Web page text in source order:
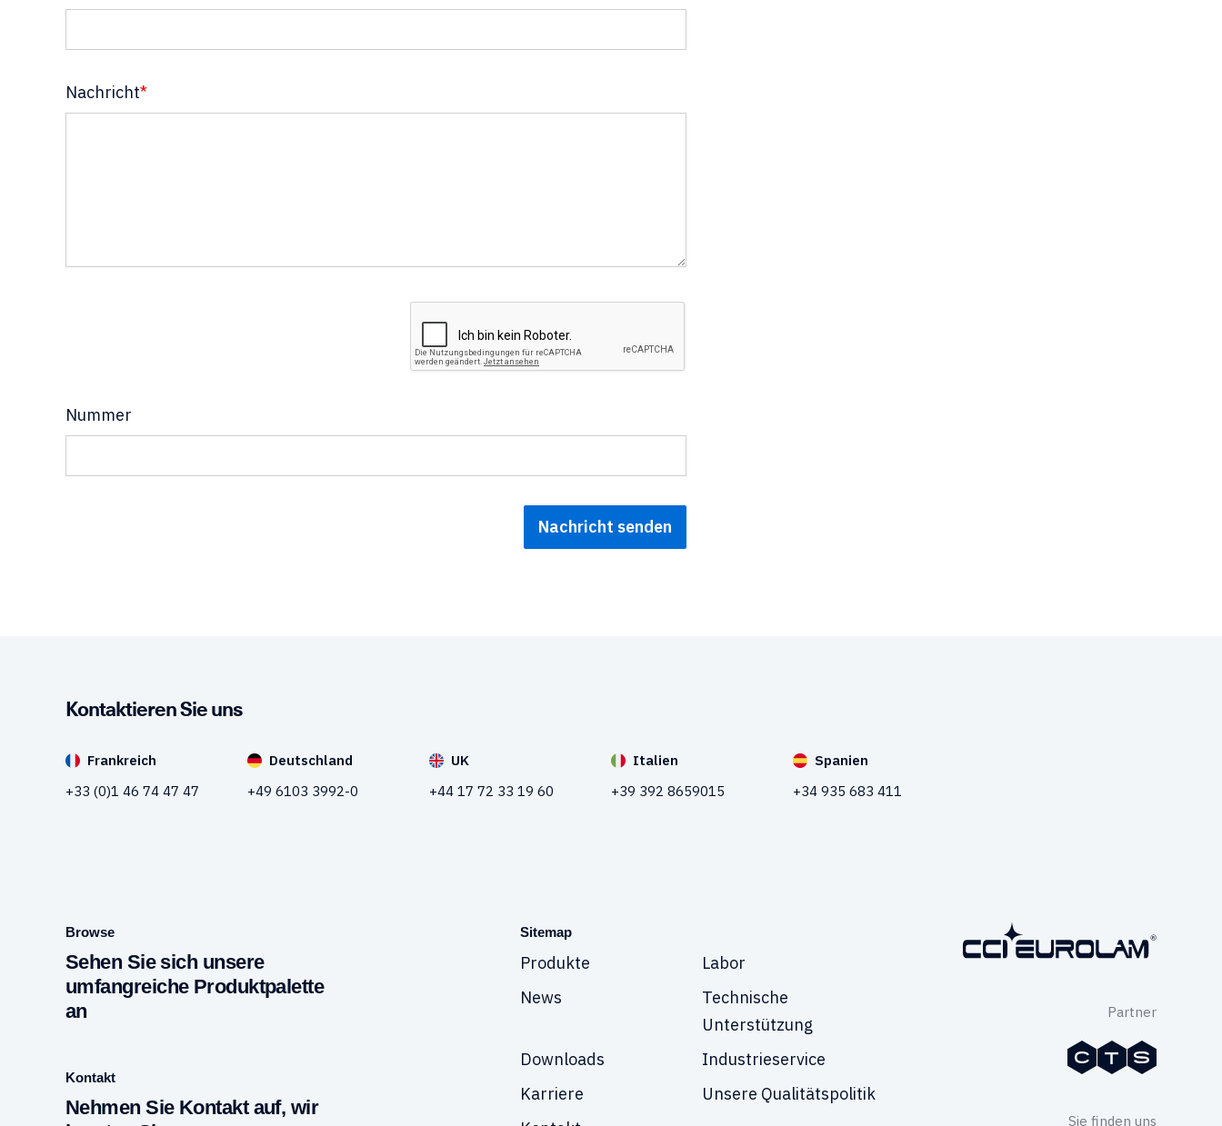
Nachricht*
Nummer
Kontaktieren Sie uns
Frankreich
+33 (0)1 46 74 47 47
Deutschland
+49 6103 3992-0
UK
+44 17 72 33 19 60
Italien
+39 392 8659015
Spanien
+34 935 683 411
Browse
Sehen Sie sich unsere
umfangreiche Produktpalette
an
Kontakt
Nehmen Sie Kontakt auf, wir
Sitemap
Produkte
Labor
News
Technische
Unterstützung
Downloads
Industrieservice
Karriere
Unsere Qualitätspolitik
Partner
Sie finden uns